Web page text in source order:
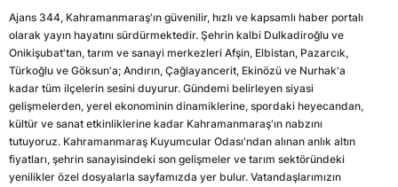
Ajans 344, Kahramanmaraş'ın güvenilir, hızlı ve kapsamlı haber portalı
olarak yayın hayatını sürdürmektedir. Şehrin kalbi Dulkadiroğlu ve
Onikişubat'tan, tarım ve sanayi merkezleri Afşin, Elbistan, Pazarcık,
Türkoğlu ve Göksun'a; Andırın, Çağlayancerit, Ekinözü ve Nurhak'a
kadar tüm ilçelerin sesini duyurur. Gündemi belirleyen siyasi
gelişmelerden, yerel ekonominin dinamiklerine, spordaki heyecandan,
kültür ve sanat etkinliklerine kadar Kahramanmaraş'ın nabzını
tutuyoruz. Kahramanmaraş Kuyumcular Odası'ndan alınan anlık altın
fiyatları, şehrin sanayisindeki son gelişmeler ve tarım sektöründeki
yenilikler özel dosyalarla sayfamızda yer bulur. Vatandaşlarımızın